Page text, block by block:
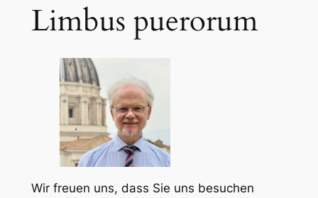
Limbus puerorum
Wir freuen uns, dass Sie uns besuchen